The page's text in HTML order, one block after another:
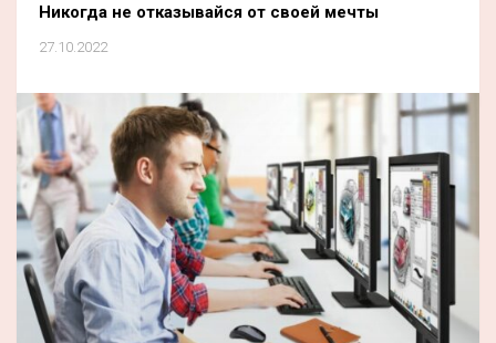
Никогда не отказывайся от своей мечты
27.10.2022